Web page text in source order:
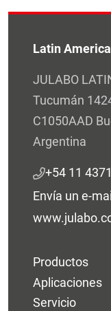
Latin America
JULABO
Tucumán
C1050AAD
Argentina
+54 11
Envía un e-mail
Productos
Aplicaciones
Servicio